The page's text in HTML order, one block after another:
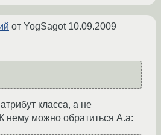
от YogSagot 10.09.2009
класса, а не
нему можно обратиться A.a: